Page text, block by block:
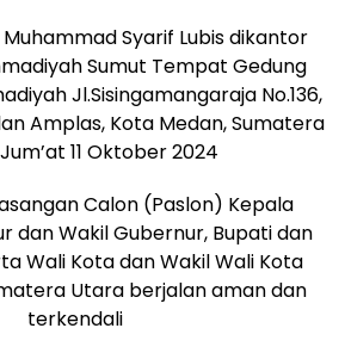
Syarif Lubis dikantor
Sumut Tempat Gedung
Jl.Sisingamangaraja No.136,
Amplas, Kota Medan, Sumatera
11 Oktober 2024
Calon (Paslon) Kepala
dan Wakil Gubernur, Bupati dan
Wali Kota dan Wakil Wali Kota
Utara berjalan aman dan
terkendali